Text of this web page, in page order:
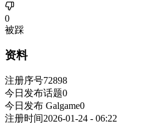
0
被踩
资料
注册序号72898
今日发布话题0
今日发布 Galgame0
注册时间2026-01-24 - 06:22